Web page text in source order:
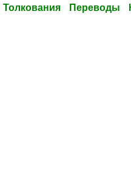
Толкования Переводы